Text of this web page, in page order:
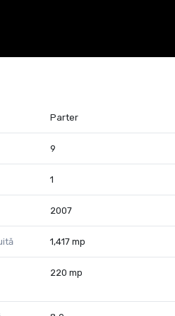
Parter
9
1
2007
1,417 mp
220 mp